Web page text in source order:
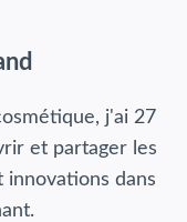
j'ai 27
et partager les
innovations dans